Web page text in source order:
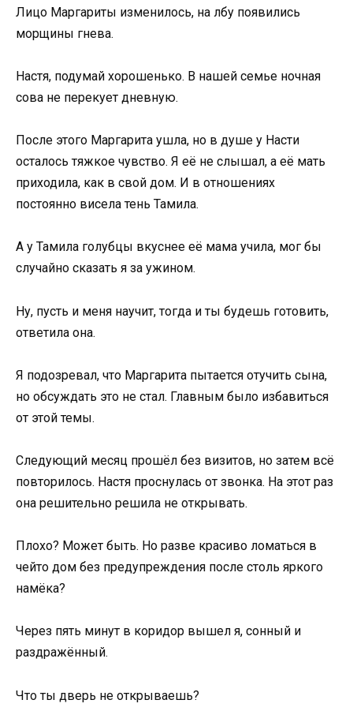
Лицо Маргариты изменилось, на лбу появились
морщины гнева.
Настя, подумай хорошенько. В нашей семье ночная
сова не перекует дневную.
После этого Маргарита ушла, но в душе у Насти
осталось тяжкое чувство. Я её не слышал, а её мать
приходила, как в свой дом. И в отношениях
постоянно висела тень Тамила.
А у Тамила голубцы вкуснее её мама учила, мог бы
случайно сказать я за ужином.
Ну, пусть и меня научит, тогда и ты будешь готовить,
ответила она.
Я подозревал, что Маргарита пытается отучить сына,
но обсуждать это не стал. Главным было избавиться
от этой темы.
Следующий месяц прошёл без визитов, но затем всё
повторилось. Настя проснулась от звонка. На этот раз
она решительно решила не открывать.
Плохо? Может быть. Но разве красиво ломаться в
чейто дом без предупреждения после столь яркого
намёка?
Через пять минут в коридор вышел я, сонный и
раздражённый.
Что ты дверь не открываешь?